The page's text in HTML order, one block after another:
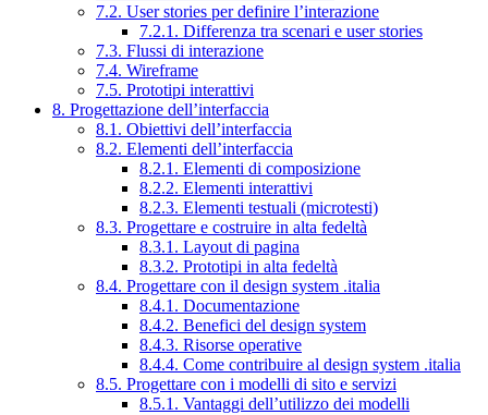
7.2. User stories per definire l’interazione
7.2.1. Differenza tra scenari e user stories
7.3. Flussi di interazione
7.4. Wireframe
7.5. Prototipi interattivi
8. Progettazione dell’interfaccia
8.1. Obiettivi dell’interfaccia
8.2. Elementi dell’interfaccia
8.2.1. Elementi di composizione
8.2.2. Elementi interattivi
8.2.3. Elementi testuali (microtesti)
8.3. Progettare e costruire in alta fedeltà
8.3.1. Layout di pagina
8.3.2. Prototipi in alta fedeltà
8.4. Progettare con il design system .italia
8.4.1. Documentazione
8.4.2. Benefici del design system
8.4.3. Risorse operative
8.4.4. Come contribuire al design system .italia
8.5. Progettare con i modelli di sito e servizi
8.5.1. Vantaggi dell’utilizzo dei modelli